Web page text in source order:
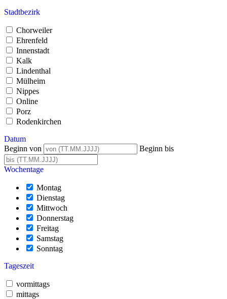
Stadtbezirk
Chorweiler
Ehrenfeld
Innenstadt
Kalk
Lindenthal
Mülheim
Nippes
Online
Porz
Rodenkirchen
Datum
Beginn von
Beginn bis
Wochentage
Montag
Dienstag
Mittwoch
Donnerstag
Freitag
Samstag
Sonntag
Tageszeit
vormittags
mittags